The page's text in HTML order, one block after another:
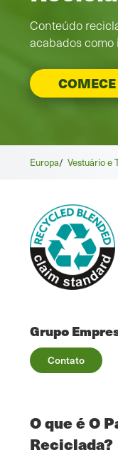
Conteúdo
acabados
Europa/ Vestuário e
Grupo
Contato
O que é O
Reciclada?